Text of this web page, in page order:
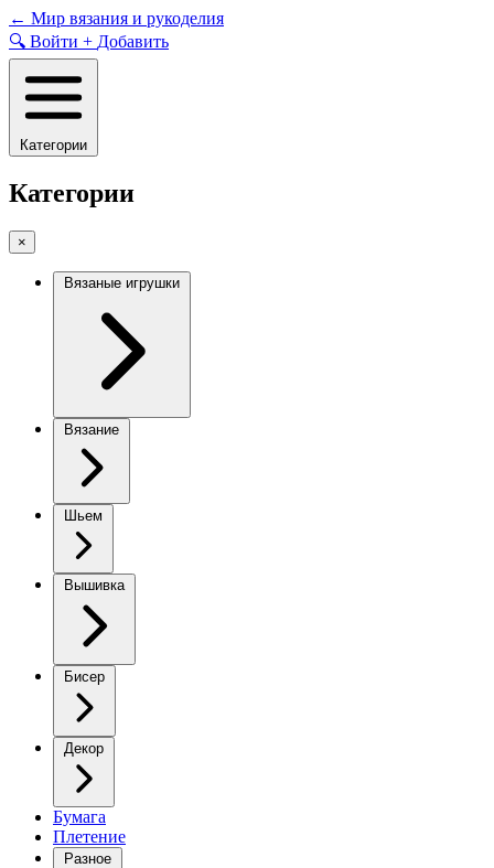
Skip
to
content
← Мир вязания и рукоделия
🔍 Войти + Добавить
Категории
Категории
×
Вязаные игрушки
Вязание
Шьем
Вышивка
Бисер
Декор
Бумага
Плетение
Разное